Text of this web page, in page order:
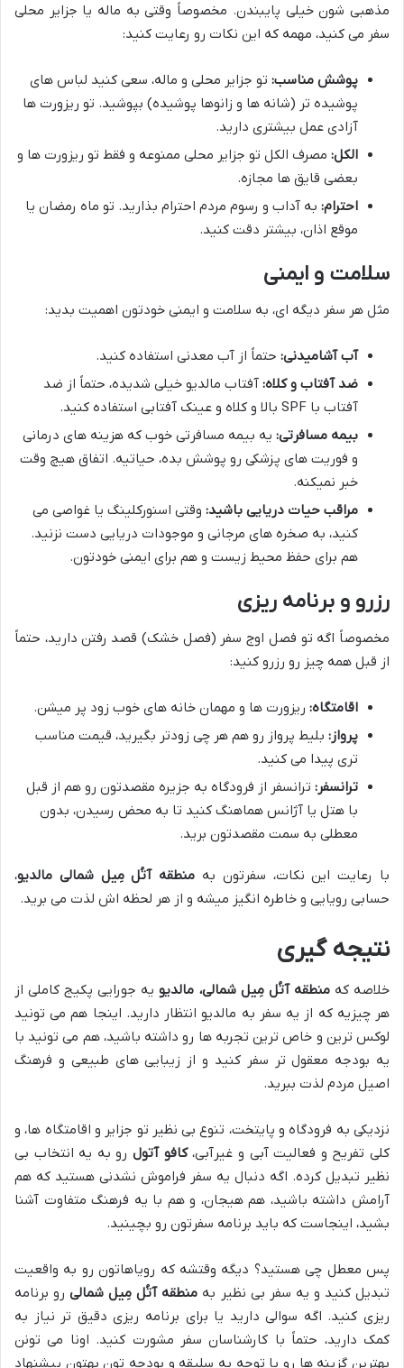
مذهبی شون خیلی پایبندن. مخصوصاً وقتی به ماله یا جزایر محلی
سفر می کنید، مهمه که این نکات رو رعایت کنید:
پوشش مناسب: تو جزایر محلی و ماله، سعی کنید لباس های
پوشیده تر (شانه ها و زانوها پوشیده) بپوشید. تو ریزورت ها
آزادی عمل بیشتری دارید.
الکل: مصرف الکل تو جزایر محلی ممنوعه و فقط تو ریزورت ها و
بعضی قایق ها مجازه.
احترام: به آداب و رسوم مردم احترام بذارید. تو ماه رمضان یا
موقع اذان، بیشتر دقت کنید.
سلامت و ایمنی
مثل هر سفر دیگه ای، به سلامت و ایمنی خودتون اهمیت بدید:
آب آشامیدنی: حتماً از آب معدنی استفاده کنید.
ضد آفتاب و کلاه: آفتاب مالدیو خیلی شدیده، حتماً از ضد
آفتاب با SPF بالا و کلاه و عینک آفتابی استفاده کنید.
بیمه مسافرتی: یه بیمه مسافرتی خوب که هزینه های درمانی
و فوریت های پزشکی رو پوشش بده، حیاتیه. اتفاق هیچ وقت
خبر نمیکنه.
مراقب حیات دریایی باشید: وقتی اسنورکلینگ یا غواصی می
کنید، به صخره های مرجانی و موجودات دریایی دست نزنید.
هم برای حفظ محیط زیست و هم برای ایمنی خودتون.
رزرو و برنامه ریزی
مخصوصاً اگه تو فصل اوج سفر (فصل خشک) قصد رفتن دارید، حتماً
از قبل همه چیز رو رزرو کنید:
اقامتگاه: ریزورت ها و مهمان خانه های خوب زود پر میشن.
پرواز: بلیط پرواز رو هم هر چی زودتر بگیرید، قیمت مناسب
تری پیدا می کنید.
ترانسفر: ترانسفر از فرودگاه به جزیره مقصدتون رو هم از قبل
با هتل یا آژانس هماهنگ کنید تا به محض رسیدن، بدون
معطلی به سمت مقصدتون برید.
با رعایت این نکات، سفرتون به منطقه آتُل مِیل شمالی مالدیو،
حسابی رویایی و خاطره انگیز میشه و از هر لحظه اش لذت می برید.
نتیجه گیری
خلاصه کهمنطقه آتُل مِیل شمالی، مالدیویه جورایی پکیج کاملی از
هر چیزیه که از یه سفر به مالدیو انتظار دارید. اینجا هم می تونید
لوکس ترین و خاص ترین تجربه ها رو داشته باشید، هم می تونید با
یه بودجه معقول تر سفر کنید و از زیبایی های طبیعی و فرهنگ
اصیل مردم لذت ببرید.
نزدیکی به فرودگاه و پایتخت، تنوع بی نظیر تو جزایر و اقامتگاه ها، و
کلی تفریح و فعالیت آبی و غیرآبی،کافو آتولرو به یه انتخاب بی
نظیر تبدیل کرده. اگه دنبال یه سفر فراموش نشدنی هستید که هم
آرامش داشته باشید، هم هیجان، و هم با یه فرهنگ متفاوت آشنا
بشید، اینجاست که باید برنامه سفرتون رو بچینید.
پس معطل چی هستید؟ دیگه وقتشه که رویاهاتون رو به واقعیت
تبدیل کنید و یه سفر بی نظیر به منطقه آتُل مِیل شمالیرو برنامه
ریزی کنید. اگه سوالی دارید یا برای برنامه ریزی دقیق تر نیاز به
کمک دارید، حتماً با کارشناسان سفر مشورت کنید. اونا می تونن
بهترین گزینه ها رو با توجه به سلیقه و بودجه تون بهتون پیشنهاد